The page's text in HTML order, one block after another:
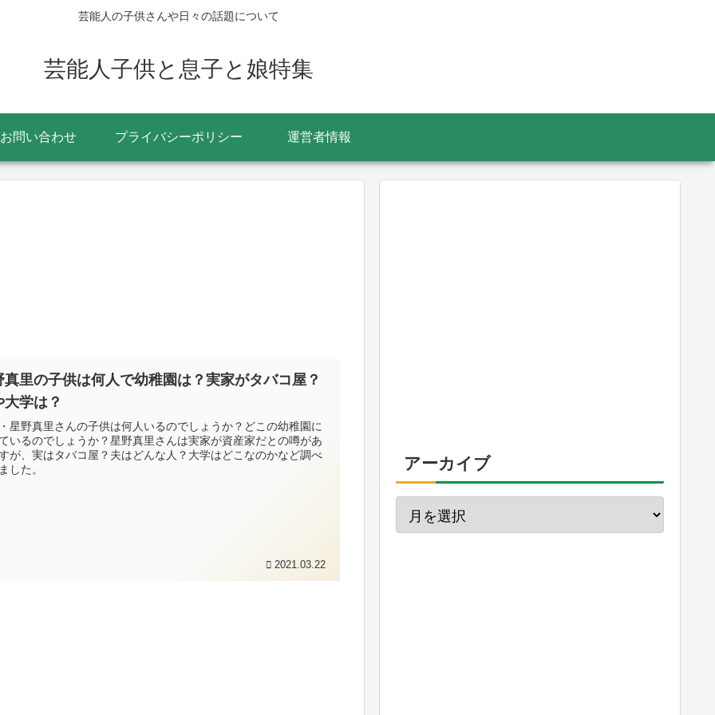
芸能人の子供さんや日々の話題について
芸能人子供と息子と娘特集
お問い合わせ プライバシーポリシー 運営者情報
真里の子供は何人で幼稚園は？実家がタバコ屋？
大学は？
星野真里さんの子供は何人いるのでしょうか？どこの幼稚園に
いるのでしょうか？星野真里さんは実家が資産家だとの噂があ
が、実はタバコ屋？夫はどんな人？大学はどこなのかなど調べ
した。
2021.03.22
アーカイブ